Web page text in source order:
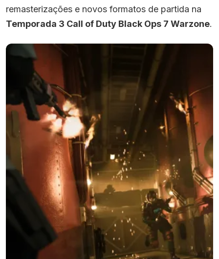
remasterizações e novos formatos de partida na
Temporada 3 Call of Duty Black Ops 7 Warzone.